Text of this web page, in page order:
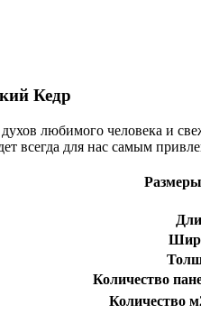
Кедр
любимого человека и
всегда для нас самым
Количество
Количество